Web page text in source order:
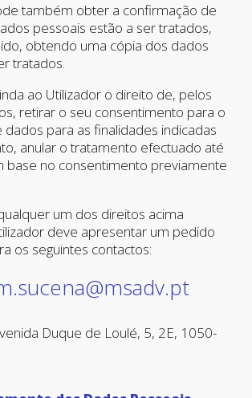
também obter a confirmação de
pessoais estão a ser tratados,
obtendo uma cópia dos dados
tratados.
ao Utilizador o direito de, pelos
retirar o seu consentimento para o
para as finalidades indicadas
anular o tratamento efectuado até
base no consentimento previamente
um dos direitos acima
deve apresentar um pedido
os seguintes contactos:
Duque de Loulé, 5, 2E, 1050-